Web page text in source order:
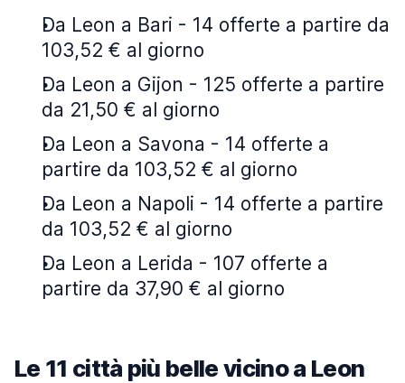
Da Leon a Bari - 14 offerte a partire da
103,52 € al giorno
Da Leon a Gijon - 125 offerte a partire
da 21,50 € al giorno
Da Leon a Savona - 14 offerte a
partire da 103,52 € al giorno
Da Leon a Napoli - 14 offerte a partire
da 103,52 € al giorno
Da Leon a Lerida - 107 offerte a
partire da 37,90 € al giorno
Le 11 città più belle vicino a Leon